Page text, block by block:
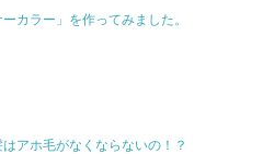
ーカラー」を作ってみました。
アホ毛がなくならないの！？